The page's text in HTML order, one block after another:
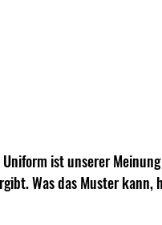
ist unserer
Was das Muster